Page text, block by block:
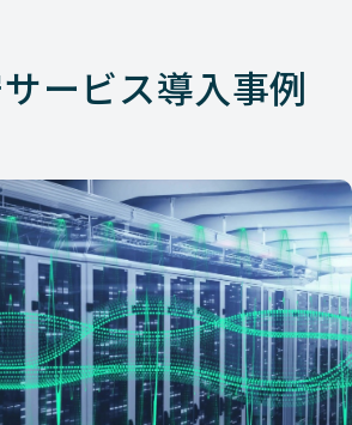
ービス導入事例